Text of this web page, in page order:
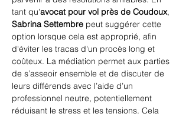
tant qu'avocat pour vol près de Coudoux,
Sabrina Settembre peut suggérer cette
option lorsque cela est approprié, afin
d'éviter les tracas d'un procès long et
coûteux. La médiation permet aux parties
de s’asseoir ensemble et de discuter de
leurs différends avec l’aide d’un
professionnel neutre, potentiellement
réduisant le stress et les tensions. Cela